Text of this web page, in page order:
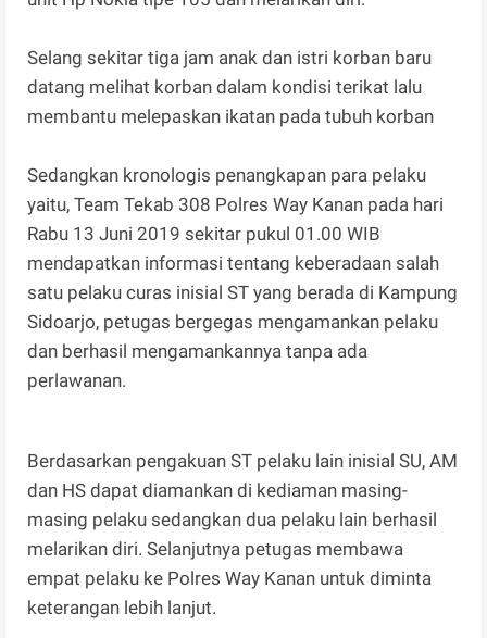
Selang sekitar tiga jam anak dan istri korban baru
datang melihat korban dalam kondisi terikat lalu
membantu melepaskan ikatan pada tubuh korban
Sedangkan kronologis penangkapan para pelaku
yaitu, Team Tekab 308 Polres Way Kanan pada hari
Rabu 13 Juni 2019 sekitar pukul 01.00 WIB
mendapatkan informasi tentang keberadaan salah
satu pelaku curas inisial ST yang berada di Kampung
Sidoarjo, petugas bergegas mengamankan pelaku
dan berhasil mengamankannya tanpa ada
perlawanan.
Berdasarkan pengakuan ST pelaku lain inisial SU, AM
dan HS dapat diamankan di kediaman masing-
masing pelaku sedangkan dua pelaku lain berhasil
melarikan diri. Selanjutnya petugas membawa
empat pelaku ke Polres Way Kanan untuk diminta
keterangan lebih lanjut.